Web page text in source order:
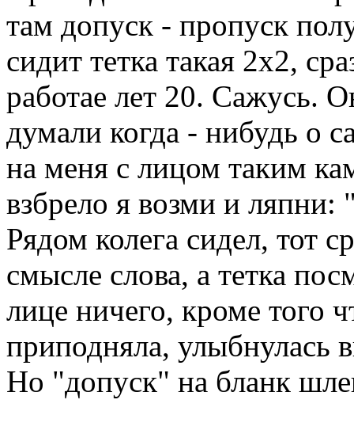
там допуск - пропуск
сидит тетка такая 2х2,
работае лет 20. Сажусь.
думали когда - нибудь о
на меня с лицом таким
взбрело я возми и ляпни:
Рядом колега сидел, тот
смысле слова, а тетка
лице ничего, кроме того
приподняла,
Но "допуск" на бланк